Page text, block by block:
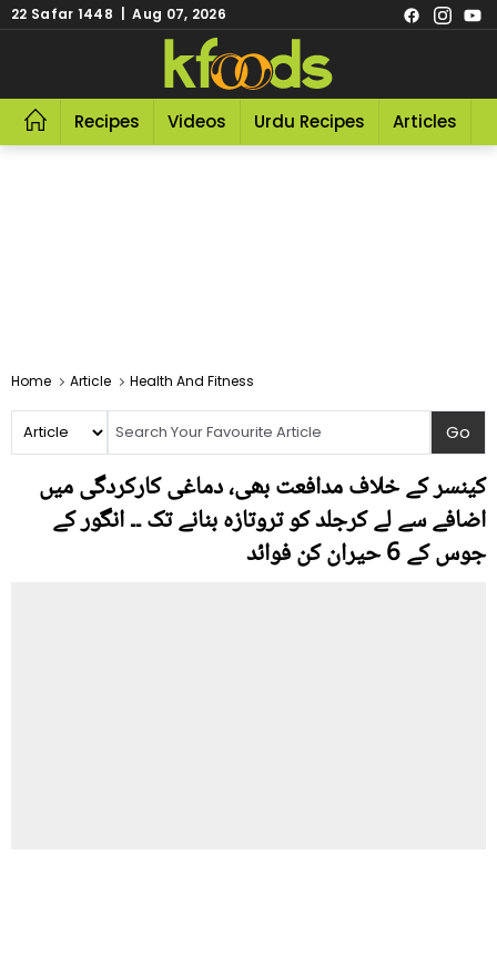
22 Safar 1448 | Aug 07, 2026
Recipes Videos Urdu Recipes Articles
Home Article Health And Fitness
کینسر کے خلاف مدافعت بھی، دماغی کارکردگی میں
اضافے سے لے کرجلد کو تروتازہ بنانے تک ۔۔ انگور کے
جوس کے 6 حیران کن فوائد